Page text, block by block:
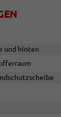
und hinten